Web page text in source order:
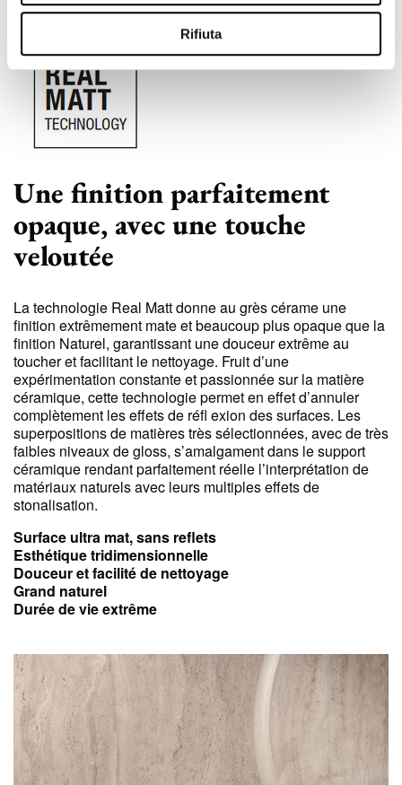
Rifiuta
Une finition parfaitement
opaque, avec une touche
veloutée
La technologie Real Matt donne au grès cérame une
finition extrêmement mate et beaucoup plus opaque que la
finition Naturel, garantissant une douceur extrême au
toucher et facilitant le nettoyage. Fruit d’une
expérimentation constante et passionnée sur la matière
céramique, cette technologie permet en effet d’annuler
complètement les effets de réfl exion des surfaces. Les
superpositions de matières très sélectionnées, avec de très
faibles niveaux de gloss, s’amalgament dans le support
céramique rendant parfaitement réelle l’interprétation de
matériaux naturels avec leurs multiples effets de
stonalisation.
Surface ultra mat, sans reflets
Esthétique tridimensionnelle
Douceur et facilité de nettoyage
Grand naturel
Durée de vie extrême